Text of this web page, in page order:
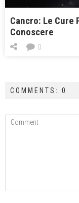
Cancro: Le Cure
Conoscere
0
COMMENTS: 0